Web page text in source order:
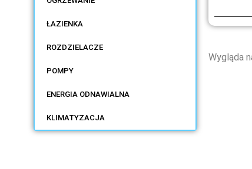
ŁAZIENKA
ROZDZIELACZE
POMPY
ENERGIA ODNAWIALNA
KLIMATYZACJA
Wygląda